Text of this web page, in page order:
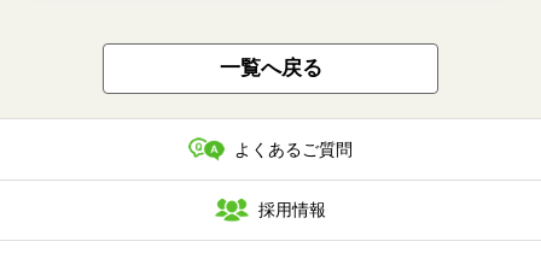
一覧へ戻る
よくあるご質問
採用情報